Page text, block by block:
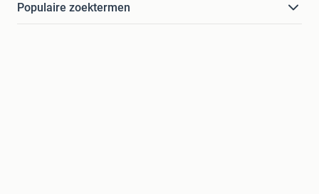
Populaire zoektermen